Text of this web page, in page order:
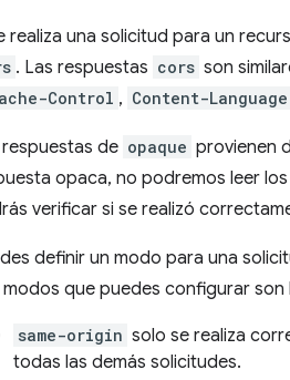
realiza una solicitud para un
. Las respuestas cors son
Control , Content-Language
respuestas de opaque provienen
opaca, no podremos leer
verificar si se realizó
definir un modo para una
modos que puedes configurar son
same-origin solo se realiza
todas las demás solicitudes.